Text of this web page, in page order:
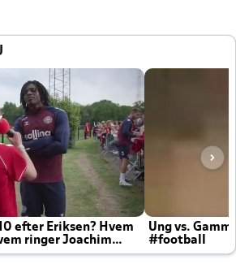
efter Eriksen? Hvem
ringer Joachim
Ung vs.
#football